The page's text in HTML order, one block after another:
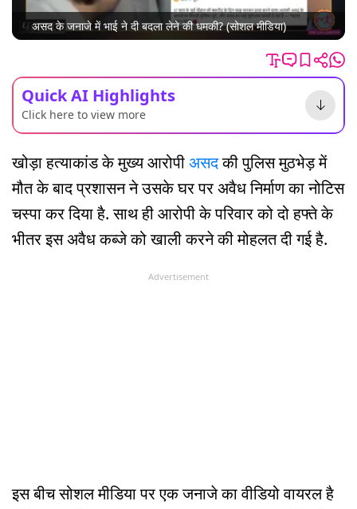
असद के जनाजे में भाई ने दी बदला लेने की धमकी? (सोशल मीडिया)
Quick AI Highlights
Click here to view more
खोड़ा हत्याकांड के मुख्य आरोपीअसदकी पुलिस मुठभेड़ में
मौत के बाद प्रशासन ने उसके घर पर अवैध निर्माण का नोटिस
चस्पा कर दिया है. साथ ही आरोपी के परिवार को दो हफ्ते के
भीतर इस अवैध कब्जे को खाली करने की मोहलत दी गई है.
Advertisement
इस बीच सोशल मीडिया पर एक जनाजे का वीडियो वायरल है